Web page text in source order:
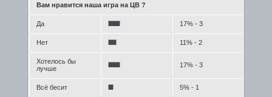
Вам нравится наша игра на ЦВ ?
Да 17% - 3
Нет 11% - 2
Хотелось бы
лучше
17% - 3
Всё бесит 5% - 1